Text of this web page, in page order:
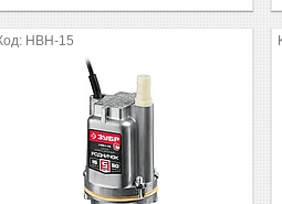
НВН-15